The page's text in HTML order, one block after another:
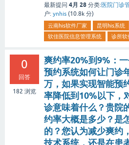
最新提问 4月 28 分类:医院门诊
户: ynhis (10.8k 分)
云南his软件厂家
昆明his系统
软佳医院信息管理系统
诊所软
0
回答
182 浏览
爽约率20%到9%：
预约系统如何让门诊
万，如果实现智能预
率降低到10%以下，
诊意味着什么？贵院
约率大概是多少？是
的？您认为减少爽约